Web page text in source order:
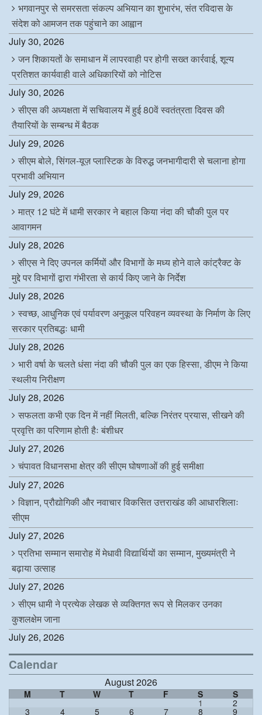
भगवानपुर से समरसता संकल्प अभियान का शुभारंभ, संत रविदास के
संदेश को आमजन तक पहुंचाने का आह्वान
July 30, 2026
जन शिकायतों के समाधान में लापरवाही पर होगी सख्त कार्रवाई, शून्य
प्रतिशत कार्यवाही वाले अधिकारियों को नोटिस
July 30, 2026
सीएस की अध्यक्षता में सचिवालय में हुई 80वें स्वतंत्रता दिवस की
तैयारियों के सम्बन्ध में बैठक
July 29, 2026
सीएम बोले, सिंगल-यूज़ प्लास्टिक के विरुद्ध जनभागीदारी से चलाना होगा
प्रभावी अभियान
July 29, 2026
मात्र 12 घंटे में धामी सरकार ने बहाल किया नंदा की चौकी पुल पर
आवागमन
July 28, 2026
सीएस ने दिए उपनल कर्मियों और विभागों के मध्य होने वाले कांट्रैक्ट के
मुद्दे पर विभागों द्वारा गंभीरता से कार्य किए जाने के निर्देश
July 28, 2026
स्वच्छ, आधुनिक एवं पर्यावरण अनुकूल परिवहन व्यवस्था के निर्माण के लिए
सरकार प्रतिबद्धः धामी
July 28, 2026
भारी वर्षा के चलते धंसा नंदा की चौकी पुल का एक हिस्सा, डीएम ने किया
स्थलीय निरीक्षण
July 28, 2026
सफलता कभी एक दिन में नहीं मिलती, बल्कि निरंतर प्रयास, सीखने की
प्रवृत्ति का परिणाम होती हैः बंशीधर
July 27, 2026
चंपावत विधानसभा क्षेत्र की सीएम घोषणाओं की हुई समीक्षा
July 27, 2026
विज्ञान, प्रौद्योगिकी और नवाचार विकसित उत्तराखंड की आधारशिलाः
सीएम
July 27, 2026
प्रतिभा सम्मान समारोह में मेधावी विद्यार्थियों का सम्मान, मुख्यमंत्री ने
बढ़ाया उत्साह
July 27, 2026
सीएम धामी ने प्रत्येक लेखक से व्यक्तिगत रूप से मिलकर उनका
कुशलक्षेम जाना
July 26, 2026
Calendar
August 2026
M T W T F S S
1 2
3 4 5 6 7 8 9